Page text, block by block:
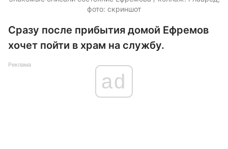
фото: скриншот
Сразу после прибытия домой Ефремов
хочет пойти в храм на службу.
Реклама
ad